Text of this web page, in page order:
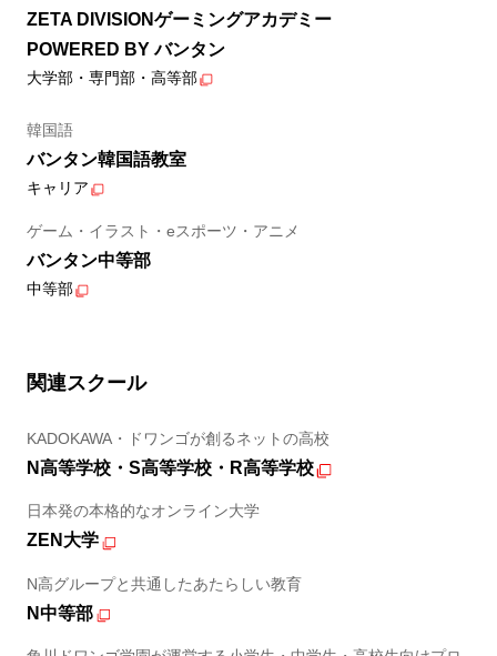
ZETA DIVISIONゲーミングアカデミー
POWERED BY バンタン
大学部・専門部・高等部
韓国語
バンタン韓国語教室
キャリア
ゲーム・イラスト・eスポーツ・アニメ
バンタン中等部
中等部
関連スクール
KADOKAWA・ドワンゴが創るネットの高校
N高等学校・S高等学校・R高等学校
日本発の本格的なオンライン大学
ZEN大学
N高グループと共通したあたらしい教育
N中等部